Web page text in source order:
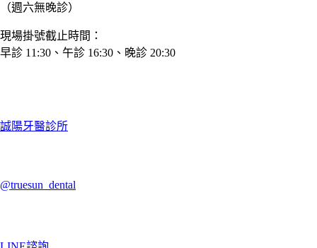
（週六無晚診）
現場掛號截止時間：
早診 11:30、午診 16:30、晚診 20:30
誠陽牙醫診所
@truesun_dental